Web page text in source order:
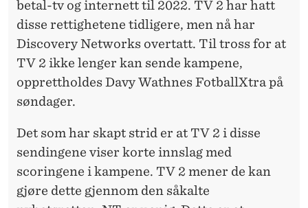
betal-tv og internett til 2022. TV 2 har hatt
disse rettighetene tidligere, men nå har
Discovery Networks overtatt. Til tross for at
TV 2 ikke lenger kan sende kampene,
opprettholdes Davy Wathnes FotballXtra på
søndager.
Det som har skapt strid er at TV 2 i disse
sendingene viser korte innslag med
scoringene i kampene. TV 2 mener de kan
gjøre dette gjennom den såkalte